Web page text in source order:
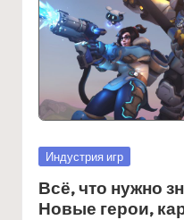
Posted
Индустрия игр
Всё, что нужно
Новые герои,